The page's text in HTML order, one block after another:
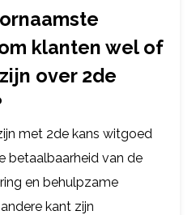
klanten wel of
over 2de
met 2de kans witgoed
betaalbaarheid van de
en behulpzame
kant zijn